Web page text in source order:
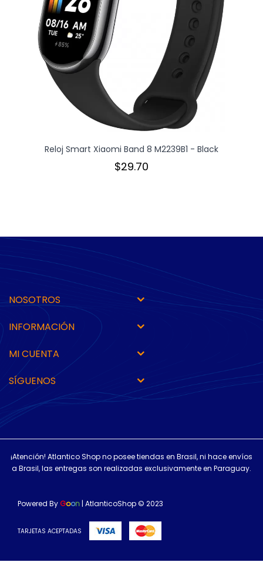
Reloj Smart Xiaomi Band 8 M2239B1 - Black
$29.70
NOSOTROS
INFORMACIÓN
MI CUENTA
SÍGUENOS
¡Atención! Atlantico Shop no posee tiendas en Brasil, ni hace envíos
a Brasil, las entregas son realizadas exclusivamente en Paraguay.
Powered By Goon | AtlanticoShop © 2023
TARJETAS ACEPTADAS